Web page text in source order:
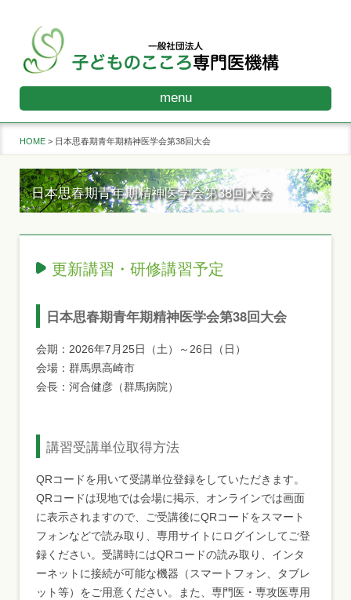
menu
HOME 日本思春期青年期精神医学会第38回大会
日本思春期青年期精神医学会第38回大会
更新講習・研修講習予定
日本思春期青年期精神医学会第38回大会
会期：2026年7月25日（土）～26日（日）
会場：群馬県高崎市
会長：河合健彦（群馬病院）
講習受講単位取得方法
QRコードを用いて受講単位登録をしていただきます。
QRコードは現地では会場に掲示、オンラインでは画面
に表示されますので、ご受講後にQRコードをスマート
フォンなどで読み取り、専用サイトにログインしてご登
録ください。受講時にはQRコードの読み取り、インタ
ーネットに接続が可能な機器（スマートフォン、タブレ
ット等）をご用意ください。また、専門医・専攻医専用